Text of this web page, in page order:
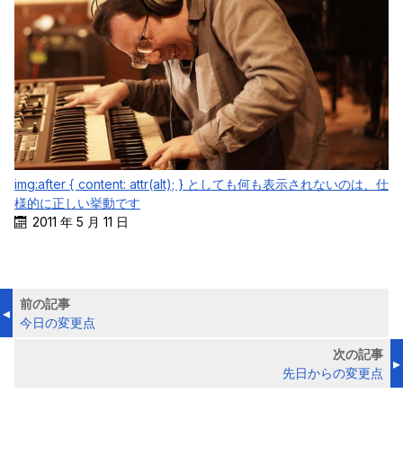
img:after { content: attr(alt); } としても何も表示されないのは、仕
様的に正しい挙動です
2011 年 5 月 11 日
前の記事
今日の変更点
次の記事
先日からの変更点